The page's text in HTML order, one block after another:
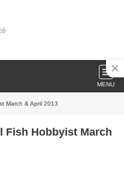
MENU
March & April 2013
Fish Hobbyist March